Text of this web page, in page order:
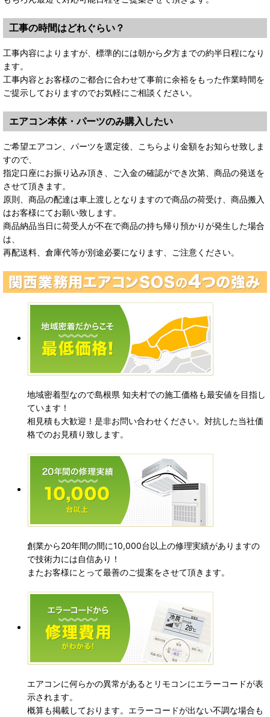
工事の時間はどれぐらい？
工事内容によりますが、標準的には朝から夕方までの約半日程になり
ます。
工事内容とお客様のご都合に合わせて事前に余裕をもった作業時間を
ご提示しておりますのでお気軽にご相談ください。
エアコン本体・パーツのみ購入したい
ご希望エアコン、パーツを選定後、こちらより金額をお知らせ致しま
すので、
指定口座にお振り込み頂き、ご入金の確認ができ次第、商品の発送を
させて頂きます。
原則、商品の配達は車上渡しとなりますので商品の荷受け、商品搬入
はお客様にてお願い致します。
商品納品当日に荷受人が不在で商品の持ち帰り預かりが発生した場合
は、
再配送料、倉庫代等が別途必要になります、ご注意ください。
地域密着型なので島根県 知夫村での施工価格も最安値を目指し
ています！
相見積も大歓迎！是非お問い合わせください。対抗した当社価
格でのお見積り致します。
創業から20年間の間に10,000台以上の修理実績がありますの
で技術力には自信あり！
またお客様にとって最善のご提案をさせて頂きます。
エアコンに何らかの異常があるとリモコンにエラーコードが表
示されます。
概算も掲載しております。エラーコードが出ない不調な場合も